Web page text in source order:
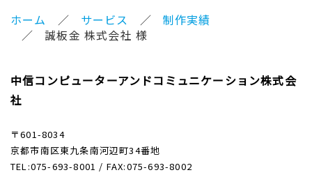
ホーム サービス
制作実績
誠板金 株式会社 様
中信コンピューターアンドコミュニケーション株式会
社
〒601-8034
京都市南区東九条南河辺町34番地
TEL:075-693-8001 / FAX:075-693-8002